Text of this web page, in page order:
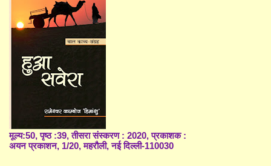
मूल्य:50, पृष्ठ :39, तीसरा संस्करण : 2020, प्रकाशक :
अयन प्रकाशन, 1/20, महरौली, नई दिल्ली-110030